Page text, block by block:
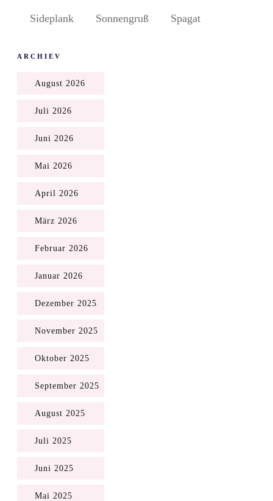
Sideplank Sonnengruß Spagat
ARCHIEV
August 2026
Juli 2026
Juni 2026
Mai 2026
April 2026
März 2026
Februar 2026
Januar 2026
Dezember 2025
November 2025
Oktober 2025
September 2025
August 2025
Juli 2025
Juni 2025
Mai 2025